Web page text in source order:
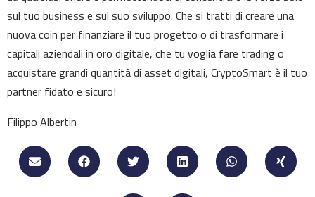
sul tuo business e sul suo sviluppo. Che si tratti di creare una
nuova coin per finanziare il tuo progetto o di trasformare i
capitali aziendali in oro digitale, che tu voglia fare trading o
acquistare grandi quantità di asset digitali, CryptoSmart è il tuo
partner fidato e sicuro!
Filippo Albertin